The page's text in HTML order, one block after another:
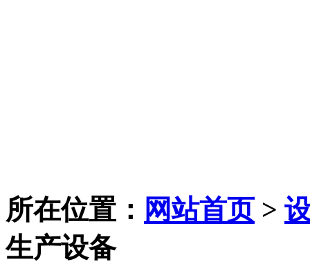
所在位置： 网站首页>
生产设备